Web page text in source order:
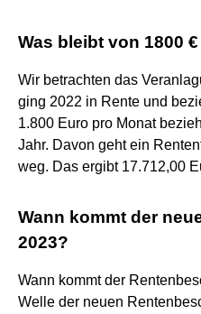
Was bleibt von 1800
Wir betrachten das
ging 2022 in Rente und
1.800 Euro pro Monat
Jahr. Davon geht ein
weg. Das ergibt 17.712,00
Wann kommt der
2023?
Wann kommt der
Welle der neuen